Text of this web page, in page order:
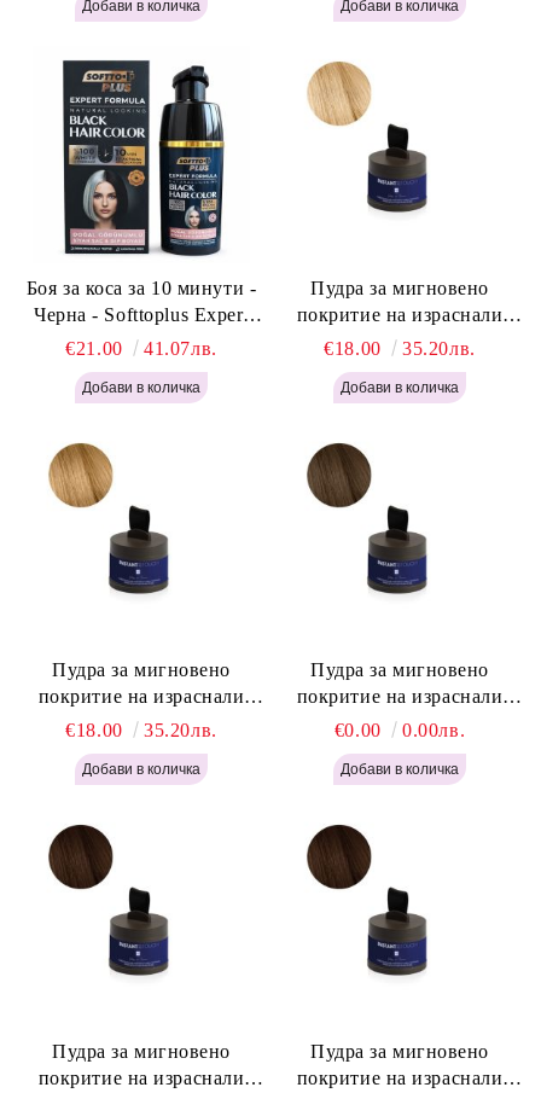
Боя за коса за 10 минути -
Черна - Softtoplus Expert
Woman Black 400мл
€21.00 41.07лв.
Пудра за мигновено
покритие на израснали
корени Светло Русо - Labor
Pro Instant Retouch Powder -
Light Blonde H646
€18.00 35.20лв.
Пудра за мигновено
покритие на израснали
корени Русо - Labor Pro
Instant Retouch Powder -
Blonde H645
€18.00 35.20лв.
Пудра за мигновено
покритие на израснали
корени Светло Кафяво -
Labor Pro Instant Retouch
Powder - Light Brown H644
€0.00 0.00лв.
Пудра за мигновено
покритие на израснали
Пудра за мигновено
покритие на израснали